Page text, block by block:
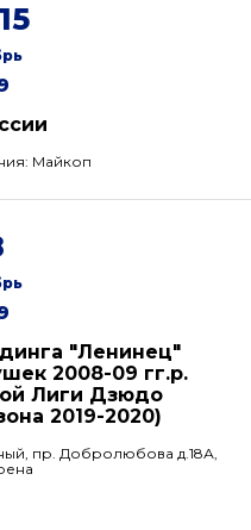
Майкоп
"Ленинец"
2008-09 гг.р.
Лиги Дзюдо
2019-2020)
пр. Добролюбова д.18А,